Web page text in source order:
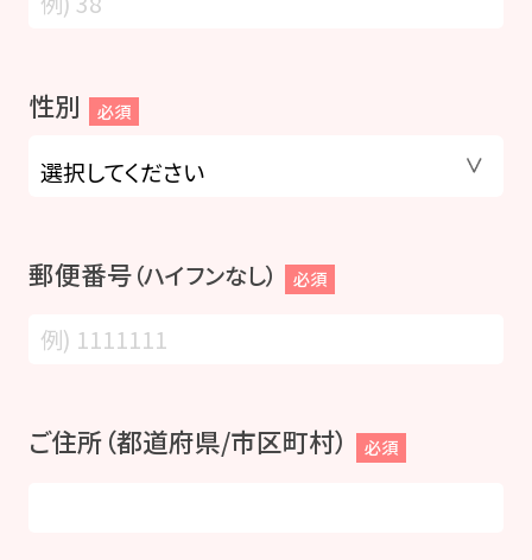
性別 必須
郵便番号（ハイフンなし） 必須
ご住所（都道府県/市区町村） 必須